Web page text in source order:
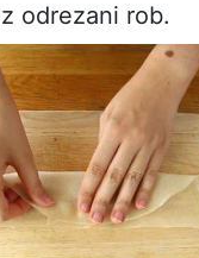
odrezani rob.